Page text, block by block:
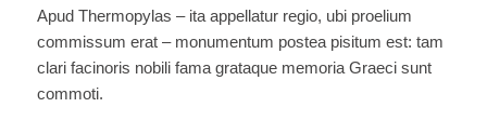
Apud Thermopylas – ita appellatur regio, ubi proelium
commissum erat – monumentum postea pisitum est: tam
clari facinoris nobili fama grataque memoria Graeci sunt
commoti.